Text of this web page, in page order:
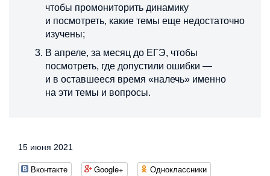
чтобы промониторить динамику
и посмотреть, какие темы еще недостаточно
изучены;
В апреле, за месяц до ЕГЭ, чтобы
посмотреть, где допустили ошибки —
и в оставшееся время «налечь» именно
на эти темы и вопросы.
15 июня 2021
Вконтакте Google+
Одноклассники